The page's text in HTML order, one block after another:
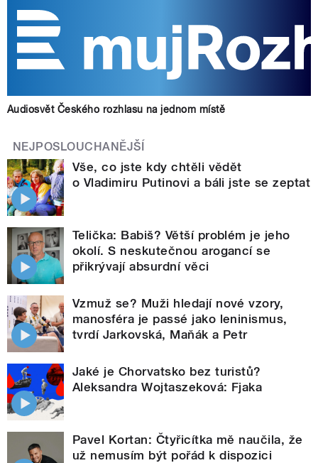
Audiosvět Českého rozhlasu na jednom místě
NEJPOSLOUCHANĚJŠÍ
Vše, co jste kdy chtěli vědět
o Vladimiru Putinovi a báli jste se zeptat
Telička: Babiš? Větší problém je jeho
okolí. S neskutečnou arogancí se
přikrývají absurdní věci
Vzmuž se? Muži hledají nové vzory,
manosféra je passé jako leninismus,
tvrdí Jarkovská, Maňák a Petr
Jaké je Chorvatsko bez turistů?
Aleksandra Wojtaszeková: Fjaka
Pavel Kortan: Čtyřicítka mě naučila, že
už nemusím být pořád k dispozici